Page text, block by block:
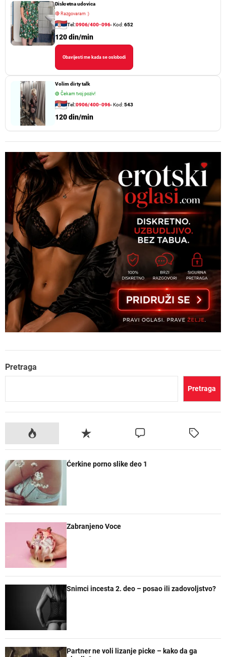
Diskretna udovica
🔴Razgovaram :)
Tel:0906/400-096- Kod:652
120 din/min
Obavijesti me kada se oslobodi
Volim dirty talk
🟢 Čekam tvoj poziv!
Tel:0906/400-096- Kod:543
120 din/min
Pretraga
Pretraga
P
o
u
l
a
r
R
e
K
e
O
Ćerkine porno slike deo 1
Zabranjeno Voce
Snimci incesta 2. deo – posao ili zadovoljstvo?
Partner ne voli lizanje picke – kako da ga